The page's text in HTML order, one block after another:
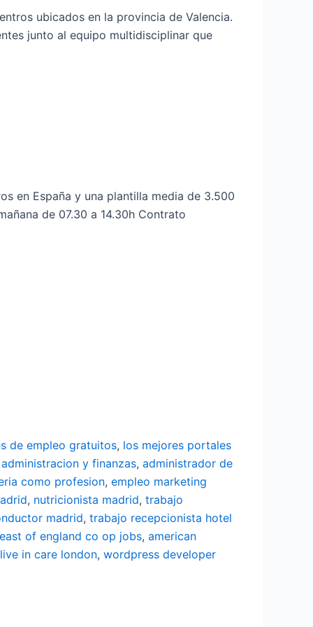
ubicados en la provincia de Valencia.
junto al equipo multidisciplinar que
en España y una plantilla media de 3.500
de 07.30 a 14.30h Contrato
de empleo gratuitos, los mejores portales
y finanzas, administrador de
como profesion, empleo marketing
, nutricionista madrid, trabajo
madrid, trabajo recepcionista hotel
east of england co op jobs, american
live in care london, wordpress developer